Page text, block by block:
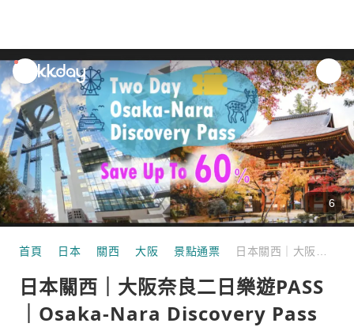
unread
notifications
6
首頁 日本 關西 大阪 景點通票
日本關西｜大阪奈良二日樂遊PASS
｜Osaka-Nara Discovery Pass